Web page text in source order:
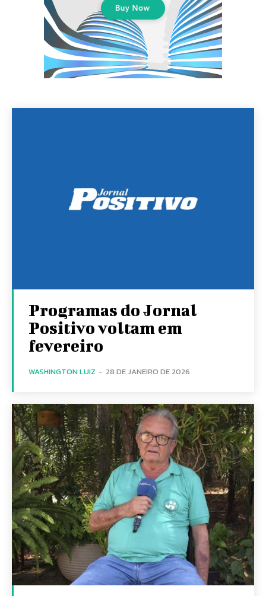
Programas do Jornal
Positivo voltam em
fevereiro
WASHINGTON LUIZ - 28 DE JANEIRO DE 2026